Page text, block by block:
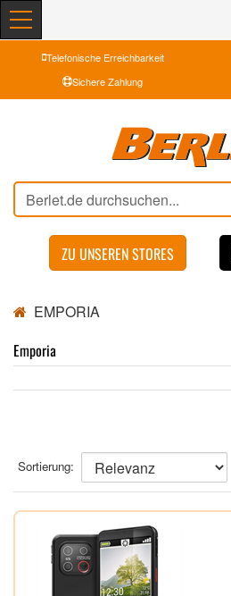
Telefonische Erreichbarkeit
Sichere Zahlung
ZU UNSEREN STORES
EMPORIA
Emporia
Sortierung: